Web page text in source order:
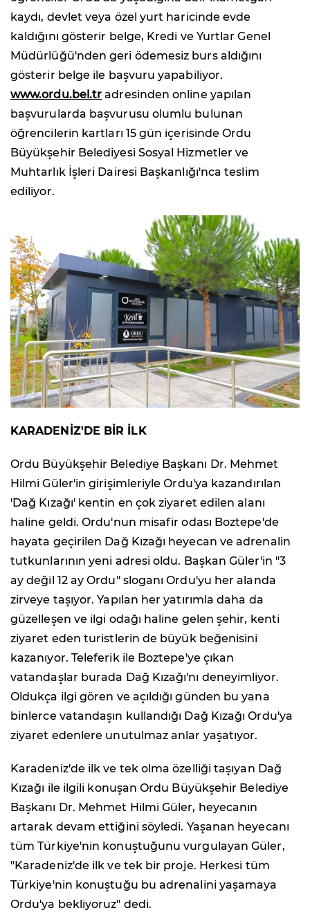
kaydı, devlet veya özel yurt haricinde evde
kaldığını gösterir belge, Kredi ve Yurtlar Genel
Müdürlüğü'nden geri ödemesiz burs aldığını
gösterir belge ile başvuru yapabiliyor.
www.ordu.bel.tr adresinden online yapılan
başvurularda başvurusu olumlu bulunan
öğrencilerin kartları 15 gün içerisinde Ordu
Büyükşehir Belediyesi Sosyal Hizmetler ve
Muhtarlık İşleri Dairesi Başkanlığı'nca teslim
ediliyor.
KARADENİZ'DE BİR İLK
Ordu Büyükşehir Belediye Başkanı Dr. Mehmet
Hilmi Güler'in girişimleriyle Ordu'ya kazandırılan
'Dağ Kızağı' kentin en çok ziyaret edilen alanı
haline geldi. Ordu'nun misafir odası Boztepe'de
hayata geçirilen Dağ Kızağı heyecan ve adrenalin
tutkunlarının yeni adresi oldu. Başkan Güler'in "3
ay değil 12 ay Ordu" sloganı Ordu'yu her alanda
zirveye taşıyor. Yapılan her yatırımla daha da
güzelleşen ve ilgi odağı haline gelen şehir, kenti
ziyaret eden turistlerin de büyük beğenisini
kazanıyor. Teleferik ile Boztepe'ye çıkan
vatandaşlar burada Dağ Kızağı'nı deneyimliyor.
Oldukça ilgi gören ve açıldığı günden bu yana
binlerce vatandaşın kullandığı Dağ Kızağı Ordu'ya
ziyaret edenlere unutulmaz anlar yaşatıyor.
Karadeniz'de ilk ve tek olma özelliği taşıyan Dağ
Kızağı ile ilgili konuşan Ordu Büyükşehir Belediye
Başkanı Dr. Mehmet Hilmi Güler, heyecanın
artarak devam ettiğini söyledi. Yaşanan heyecanı
tüm Türkiye'nin konuştuğunu vurgulayan Güler,
"Karadeniz'de ilk ve tek bir proje. Herkesi tüm
Türkiye'nin konuştuğu bu adrenalini yaşamaya
Ordu'ya bekliyoruz" dedi.